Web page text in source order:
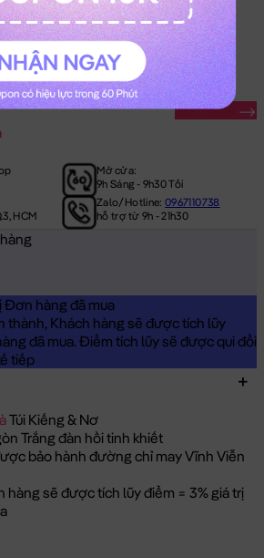
Hết Hàng
Săn Ngay
Mở cửa:
9h Sáng - 9h30 Tối
HCM
Zalo/Hotline:0967110738
hỗ trợ từ 9h - 21h30
Đơn hàng đã mua
thành, Khách hàng sẽ được tích lũy
đã mua. Điểm tích lũy sẽ được qui đổi
tiếp
Túi Kiếng & Nơ
Trắng đàn hồi tinh khiết
bảo hành đường chỉ may Vĩnh Viễn
hàng sẽ được tích lũy điểm = 3% giá trị